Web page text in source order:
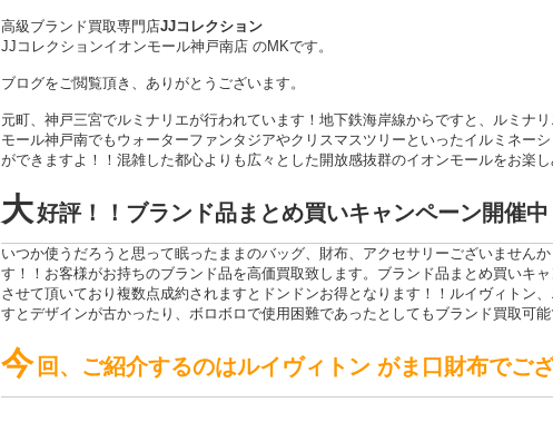
高級ブランド買取専門店JJコレクション
JJコレクションイオンモール神戸南店 のMKです。
ブログをご閲覧頂き、ありがとうございます。
元町、神戸三宮でルミナリエが行われています！地下鉄海岸線からですと、ルミナ
モール神戸南でもウォーターファンタジアやクリスマスツリーといったイルミネー
ができますよ！！混雑した都心よりも広々とした開放感抜群のイオンモールをお楽し
大好評！！ブランド品まとめ買いキャンペーン開催中
いつか使うだろうと思って眠ったままのバッグ、財布、アクセサリーございません
す！！お客様がお持ちのブランド品を高価買取致します。ブランド品まとめ買いキ
させて頂いており複数点成約されますとドンドンお得となります！！ルイヴィトン
すとデザインが古かったり、ボロボロで使用困難であったとしてもブランド買取可能
今 回、ご紹介するのはルイヴィトン がま口財布でござ